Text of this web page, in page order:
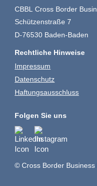
CBBL Cross Border
Schützenstraße 7
D-76530 Baden-Baden
Rechtliche Hinweise
Impressum
Datenschutz
Haftungsausschluss
Folgen Sie uns
© Cross Border Business